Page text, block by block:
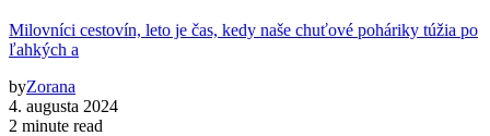
Milovníci cestovín, leto je čas, kedy naše chuťové poháriky túžia po
ľahkých a
byZorana
4. augusta 2024
2 minute read